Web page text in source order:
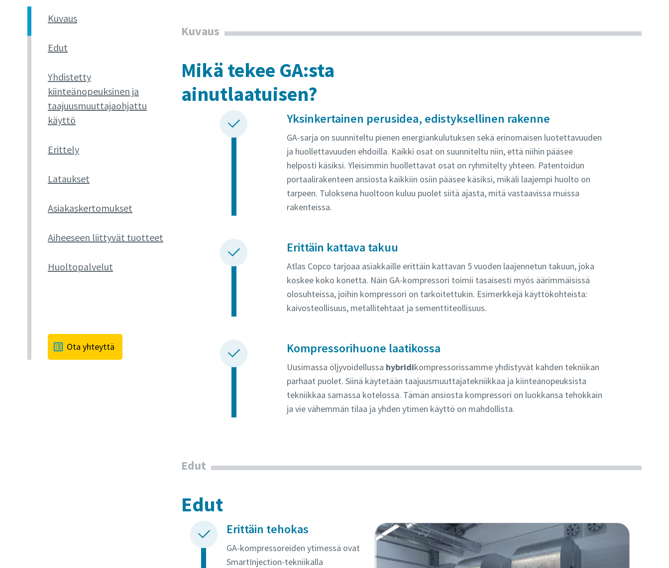
Kuvaus
Edut
Yhdistetty
kiinteänopeuksinen ja
taajuusmuuttajaohjattu
käyttö
Erittely
Lataukset
Asiakaskertomukset
Aiheeseen liittyvät tuotteet
Huoltopalvelut
Ota yhteyttä
Kuvaus
Mikä tekee GA:sta
ainutlaatuisen?
Yksinkertainen perusidea, edistyksellinen rakenne
GA-sarja on suunniteltu pienen energiankulutuksen sekä erinomaisen luotettavuuden
ja huollettavuuden ehdoilla. Kaikki osat on suunniteltu niin, että niihin pääsee
helposti käsiksi. Yleisimmin huollettavat osat on ryhmitelty yhteen. Patentoidun
portaalirakenteen ansiosta kaikkiin osiin pääsee käsiksi, mikäli laajempi huolto on
tarpeen. Tuloksena huoltoon kuluu puolet siitä ajasta, mitä vastaavissa muissa
rakenteissa.
Erittäin kattava takuu
Atlas Copco tarjoaa asiakkaille erittäin kattavan 5 vuoden laajennetun takuun, joka
koskee koko konetta. Näin GA-kompressori toimii tasaisesti myös äärimmäisissä
olosuhteissa, joihin kompressori on tarkoitettukin. Esimerkkejä käyttökohteista:
kaivosteollisuus, metallitehtaat ja sementtiteollisuus.
Kompressorihuone laatikossa
Uusimassa öljyvoidellussa hybridikompressorissamme yhdistyvät kahden tekniikan
parhaat puolet. Siinä käytetään taajuusmuuttajatekniikkaa ja kiinteänopeuksista
tekniikkaa samassa kotelossa. Tämän ansiosta kompressori on luokkansa tehokkain
ja vie vähemmän tilaa ja yhden ytimen käyttö on mahdollista.
Edut
Edut
Erittäin tehokas
GA-kompressoreiden ytimessä ovat
SmartInjection-tekniikalla